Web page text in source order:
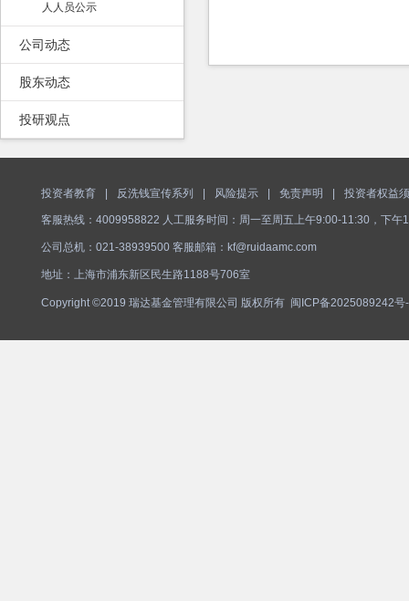
人人员公示
公司动态
股东动态
投研观点
投资者教育 反洗钱宣传系列 风险提示 免责声明 投资者权益
客服热线：4009958822 人工服务时间：周一至周五上午9:00-11:30，下午
公司总机：021-38939500 客服邮箱：kf@ruidaamc.com
地址：上海市浦东新区民生路1188号706室
Copyright ©2019 瑞达基金管理有限公司 版权所有 闽ICP备2025089242号